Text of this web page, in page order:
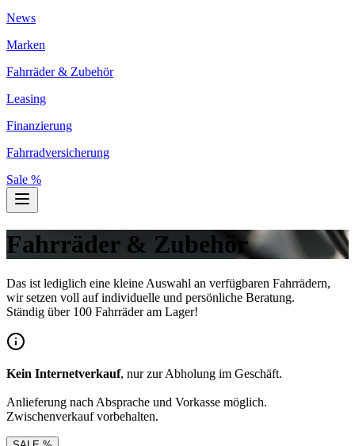
News
Marken
Fahrräder & Zubehör
Leasing
Finanzierung
Fahrradversicherung
Sale %
Fahrräder & Zubehör
Das ist lediglich eine kleine Auswahl an verfügbaren Fahrrädern,
wir setzen voll auf individuelle und persönliche Beratung.
Ständig über 100 Fahrräder am Lager!
Kein Internetverkauf, nur zur Abholung im Geschäft.
Anlieferung nach Absprache und Vorkasse möglich.
Zwischenverkauf vorbehalten.